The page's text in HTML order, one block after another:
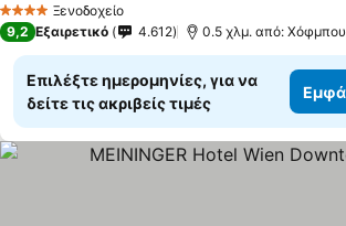
4 ΑστέριαΞενοδοχείο
9,2 Εξαιρετικό 4.612 0.5 χλμ. από:
Επιλέξτε ημερομηνίες, για να
δείτε τις ακριβείς τιμές